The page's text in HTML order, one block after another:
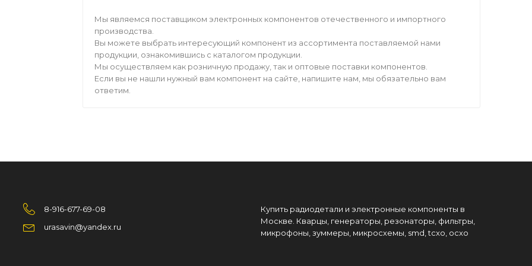
Мы являемся поставщиком электронных компонентов отечественного и импортного
производства.
Вы можете выбрать интересующий компонент из ассортимента поставляемой нами
продукции, ознакомившись с каталогом продукции.
Мы осуществляем как розничную продажу, так и оптовые поставки компонентов.
Если вы не нашли нужный вам компонент на сайте, напишите нам, мы обязательно вам
ответим.
8-916-677-69-08
urasavin@yandex.ru
Купить радиодетали и электронные компоненты в
Москве. Кварцы, генераторы, резонаторы, фильтры,
микрофоны, зуммеры, микросхемы, smd, tcxo, ocxo